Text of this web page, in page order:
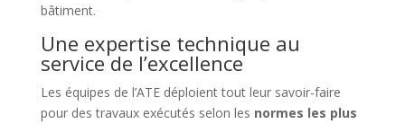
bâtiment.
Une expertise technique au
service de l’excellence
Les équipes de l’ATE déploient tout leur savoir-faire
pour des travaux exécutés selon les normes les plus